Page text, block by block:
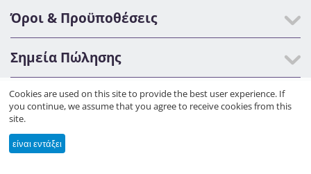
Όροι & Προϋποθέσεις
Σημεία Πώλησης
Copyright © 2019 Beautyfly.gr. Κατασκευή eshop netikon.gr
Cookies are used on this site to provide the best user experience. If
you continue, we assume that you agree to receive cookies from this
site.
είναι εντάξει